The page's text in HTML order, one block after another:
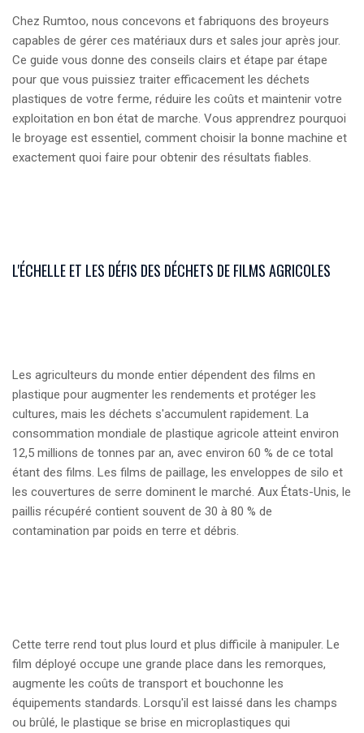
Chez Rumtoo, nous concevons et fabriquons des broyeurs
capables de gérer ces matériaux durs et sales jour après jour.
Ce guide vous donne des conseils clairs et étape par étape
pour que vous puissiez traiter efficacement les déchets
plastiques de votre ferme, réduire les coûts et maintenir votre
exploitation en bon état de marche. Vous apprendrez pourquoi
le broyage est essentiel, comment choisir la bonne machine et
exactement quoi faire pour obtenir des résultats fiables.
L'ÉCHELLE ET LES DÉFIS DES DÉCHETS DE FILMS AGRICOLES
Les agriculteurs du monde entier dépendent des films en
plastique pour augmenter les rendements et protéger les
cultures, mais les déchets s'accumulent rapidement. La
consommation mondiale de plastique agricole atteint environ
12,5 millions de tonnes par an, avec environ 60 % de ce total
étant des films. Les films de paillage, les enveloppes de silo et
les couvertures de serre dominent le marché. Aux États-Unis, le
paillis récupéré contient souvent de 30 à 80 % de
contamination par poids en terre et débris.
Cette terre rend tout plus lourd et plus difficile à manipuler. Le
film déployé occupe une grande place dans les remorques,
augmente les coûts de transport et bouchonne les
équipements standards. Lorsqu'il est laissé dans les champs
ou brûlé, le plastique se brise en microplastiques qui